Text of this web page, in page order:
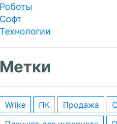
Роботы
Софт
Технологии
Метки
wrike ПК Продажа